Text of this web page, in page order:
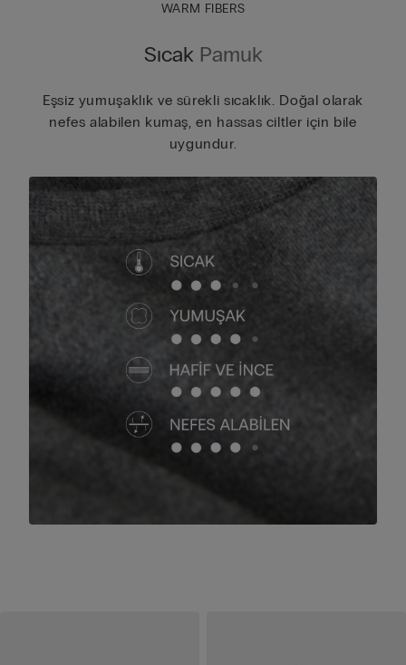
WARM FIBERS
Sıcak Pamuk
Eşsiz yumuşaklık ve sürekli sıcaklık. Doğal olarak
nefes alabilen kumaş, en hassas ciltler için bile
uygundur.